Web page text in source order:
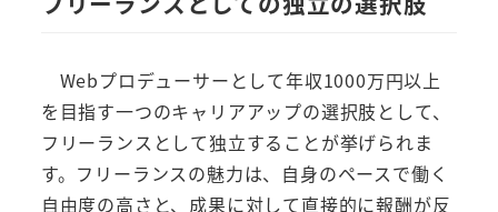
Webプロデューサーとして年収1000万円以上
を目指す一つのキャリアアップの選択肢として、
フリーランスとして独立することが挙げられま
す。フリーランスの魅力は、自身のペースで働く
自由度の高さと、成果に対して直接的に報酬が反